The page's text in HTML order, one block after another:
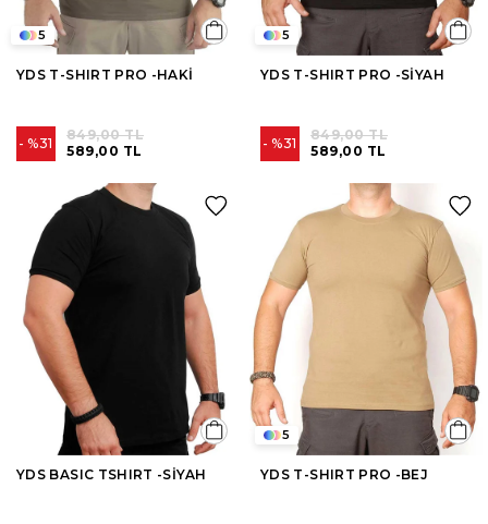
YDS T-SHIRT PRO -HAKİ
%31 589,00 TL
849,00 TL
5
YDS T-SHIRT PRO -SİYAH
%31 589,00 TL
849,00 TL
5
YDS BASIC TSHIRT -SİYAH YDS T-SHIRT PRO -BEJ
5